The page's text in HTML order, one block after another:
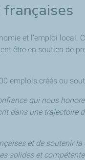
et l’emploi local.
être en soutien de
emplois créés ou
qui nous
dans une trajectoire
et de soutenir la
solides et